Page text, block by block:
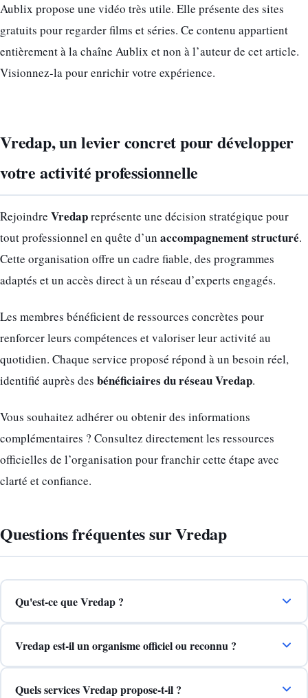
Aublix propose une vidéo très utile. Elle présente des sites
gratuits pour regarder films et séries. Ce contenu appartient
entièrement à la chaîne Aublix et non à l’auteur de cet article.
Visionnez-la pour enrichir votre expérience.
Vredap, un levier concret pour développer
votre activité professionnelle
Rejoindre Vredapreprésente une décision stratégique pour
tout professionnel en quête d’un accompagnement structuré.
Cette organisation offre un cadre fiable, des programmes
adaptés et un accès direct à un réseau d’experts engagés.
Les membres bénéficient de ressources concrètes pour
renforcer leurs compétences et valoriser leur activité au
quotidien. Chaque service proposé répond à un besoin réel,
identifié auprès des bénéficiaires du réseau Vredap.
Vous souhaitez adhérer ou obtenir des informations
complémentaires ? Consultez directement les ressources
officielles de l’organisation pour franchir cette étape avec
clarté et confiance.
Questions fréquentes sur Vredap
Qu'est-ce que Vredap ?
Vredap est-il un organisme officiel ou reconnu ?
Quels services Vredap propose-t-il ?